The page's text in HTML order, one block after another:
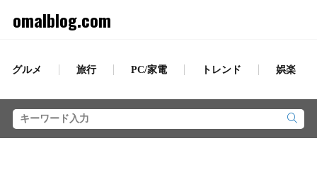
omalblog.com
グルメ 旅行 PC/家電 トレンド 娯楽